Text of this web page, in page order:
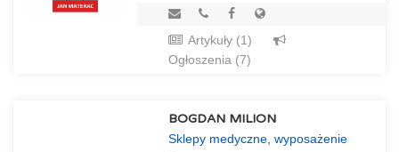
Artykuły (1)
Ogłoszenia (7)
BOGDAN MILION
Sklepy medyczne, wyposażenie